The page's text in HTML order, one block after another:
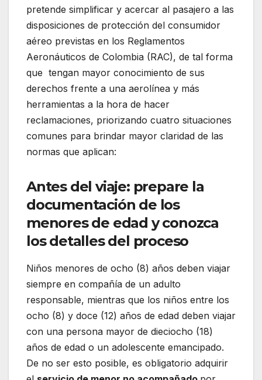
pretende simplificar y acercar al pasajero a las
disposiciones de protección del consumidor
aéreo previstas en los Reglamentos
Aeronáuticos de Colombia (RAC), de tal forma
que tengan mayor conocimiento de sus
derechos frente a una aerolínea y más
herramientas a la hora de hacer
reclamaciones, priorizando cuatro situaciones
comunes para brindar mayor claridad de las
normas que aplican:
Antes del viaje: prepare la
documentación de los
menores de edad y conozca
los detalles del proceso
Niños menores de ocho (8) años deben viajar
siempre en compañía de un adulto
responsable, mientras que los niños entre los
ocho (8) y doce (12) años de edad deben viajar
con una persona mayor de dieciocho (18)
años de edad o un adolescente emancipado.
De no ser esto posible, es obligatorio adquirir